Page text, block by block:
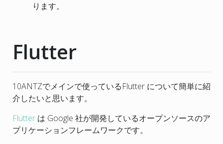
ります。
Flutter
10ANTZでメインで使っているFlutter について簡単に紹
介したいと思います。
Flutter は Google 社が開発しているオープンソースのア
プリケーションフレームワークです。